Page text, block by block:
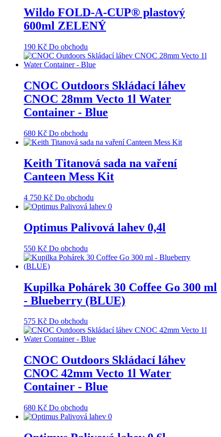
Wildo FOLD-A-CUP® plastový
600ml ZELENÝ
190 Kč Do obchodu
CNOC Outdoors Skládací láhev
CNOC 28mm Vecto 1l Water
Container - Blue
680 Kč Do obchodu
Keith Titanová sada na vaření
Canteen Mess Kit
4 750 Kč Do obchodu
Optimus Palivová lahev 0,4l
550 Kč Do obchodu
Kupilka Pohárek 30 Coffee Go 300 ml
- Blueberry (BLUE)
575 Kč Do obchodu
CNOC Outdoors Skládací láhev
CNOC 42mm Vecto 1l Water
Container - Blue
680 Kč Do obchodu